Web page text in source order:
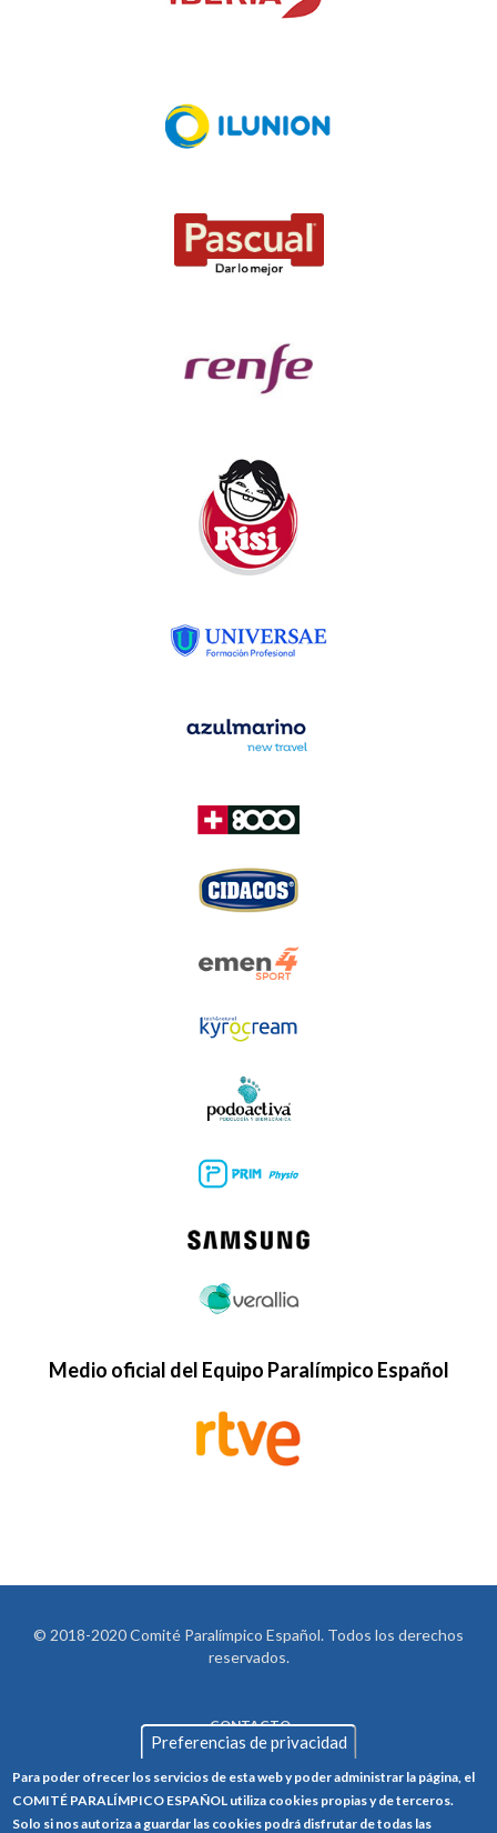
Medio oficial del Equipo Paralímpico Español
© 2018-2020 Comité Paralímpico Español. Todos los derechos
reservados.
FOOTER
CONTACTO
POLÍTICA DE PRIVACIDAD
Preferencias de privacidad
Para poder ofrecer los servicios de esta web y poder administrar la página, el
COMITÉ PARALÍMPICO ESPAÑOL utiliza cookies propias y de terceros.
Solo si nos autoriza a guardar las cookies podrá disfrutar de todas las